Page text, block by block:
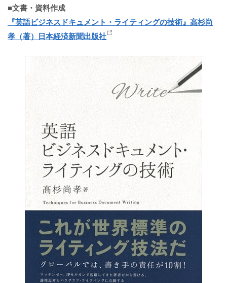
■文書・資料作成
『英語ビジネスドキュメント・ライティングの技術』高杉尚
孝（著）日本経済新聞出版社